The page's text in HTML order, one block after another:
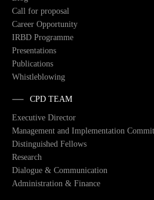
Call for proposal
Career Opportunity
IRBD Programme
Presentations
Publications
Whistleblowing
CPD TEAM
Executive Director
Management and Implementation
Distinguished Fellows
Research
Dialogue & Communication
Administration & Finance